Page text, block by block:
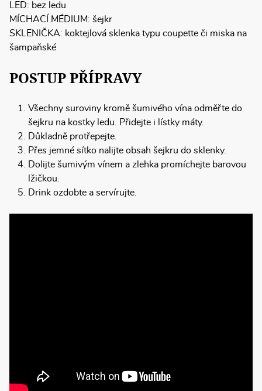
LED: bez ledu
MÍCHACÍ MÉDIUM: šejkr
SKLENIČKA: koktejlová sklenka typu coupette či miska na
šampaňské
POSTUP PŘÍPRAVY
Všechny suroviny kromě šumivého vína odměřte do
šejkru na kostky ledu. Přidejte i lístky máty.
Důkladně protřepejte.
Přes jemné sítko nalijte obsah šejkru do sklenky.
Dolijte šumivým vínem a zlehka promíchejte barovou
lžičkou.
Drink ozdobte a servírujte.